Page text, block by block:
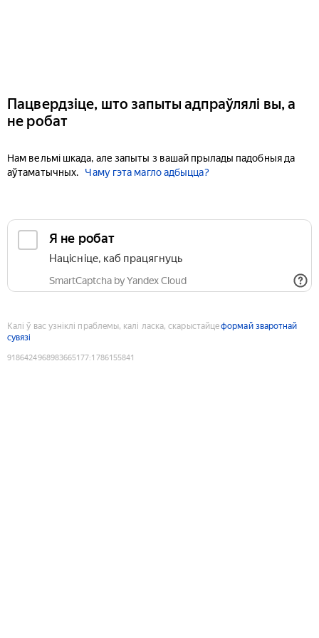
Пацвердзіце, што запыты адпраўлялі вы, а
не робат
Нам вельмі шкада, але запыты з вашай прылады падобныя да
аўтаматычных.
Чаму гэта магло адбыцца?
Я не робат
Націсніце, каб працягнуць
SmartCaptcha by Yandex Cloud
Калі ў вас узніклі праблемы, калі ласка, скарыстайцеформай зваротнай
сувязі
9186424968983665177:1786155841